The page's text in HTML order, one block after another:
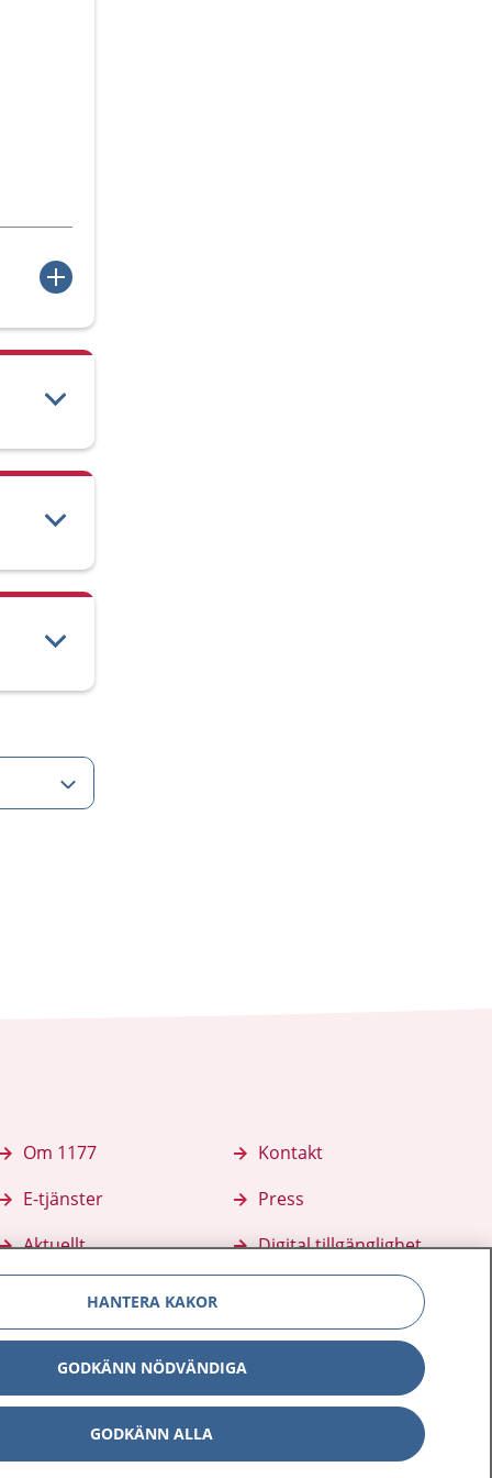
Om 1177
E-tjänster
Aktuellt
Kontakt
Press
Digital tillgänglighet
Inställningar för kakor
HANTERA KAKOR
GODKÄNN NÖDVÄNDIGA
GODKÄNN ALLA